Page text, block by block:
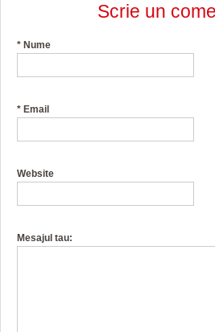
Scrie un
* Nume
* Email
Website
Mesajul tau: